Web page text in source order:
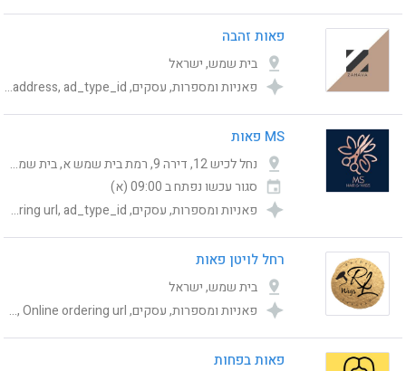
פאות זהבה
בית שמש, ישראל
פאניות ומספרות, עסקים, Category, publishing_status, Online ordering url, shemesh_location_address, ad_type_id
MS פאות
נחל לכיש 12, דירה 9, רמת בית שמש א, בית שמש, ישראל
סגור עכשו נפתח ב 09:00 (א)
פאניות ומספרות, עסקים, Category, publishing_status, shemesh_location_address, Online ordering url, ad_type_id
רחל לויטן פאות
בית שמש, ישראל
פאניות ומספרות, עסקים, Category, publishing_status, ad_type_id, shemesh_location_address, Online ordering url
פאות בפחות